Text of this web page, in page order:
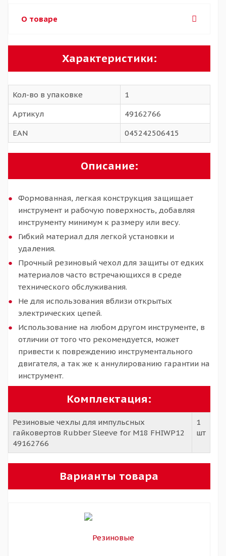
О товаре
Характеристики:
Кол-во в упаковке
1
Артикул
49162766
EAN
045242506415
Описание:
Формованная, легкая конструкция защищает
инструмент и рабочую поверхность, добавляя
инструменту минимум к размеру или весу.
Гибкий материал для легкой установки и
удаления.
Прочный резиновый чехол для защиты от едких
материалов часто встречающихся в среде
технического обслуживания.
Не для использования вблизи открытых
электрических цепей.
Использование на любом другом инструменте, в
отличии от того что рекомендуется, может
привести к повреждению инструментального
двигателя, а так же к аннулированию гарантии на
инструмент.
Комплектация:
Резиновые чехлы для импульсных
гайковертов Rubber Sleeve for M18 FHIWP12
49162766
1
шт
Варианты товара